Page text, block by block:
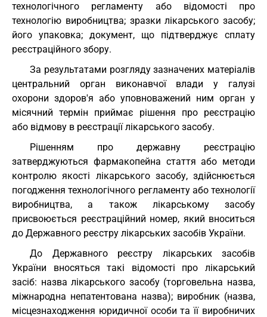
технологічного регламенту або відомості про
технологію виробництва; зразки лікарського засобу;
його упаковка; документ, що підтверджує сплату
реєстраційного збору.
За результатами розгляду зазначених матеріалів
центральний орган виконавчої влади у галузі
охорони здоров'я або уповноважений ним орган у
місячний термін приймає рішення про реєстрацію
або відмову в реєстрації лікарського засобу.
Рішенням про державну реєстрацію
затверджуються фармакопейна стаття або методи
контролю якості лікарського засобу, здійснюється
погодження технологічного регламенту або технології
виробництва, а також лікарському засобу
присвоюється реєстраційний номер, який вноситься
до Державного реєстру лікарських засобів України.
До Державного реєстру лікарських засобів
України вносяться такі відомості про лікарський
засіб: назва лікарського засобу (торговельна назва,
міжнародна непатентована назва); виробник (назва,
місцезнаходження юридичної особи та її виробничих